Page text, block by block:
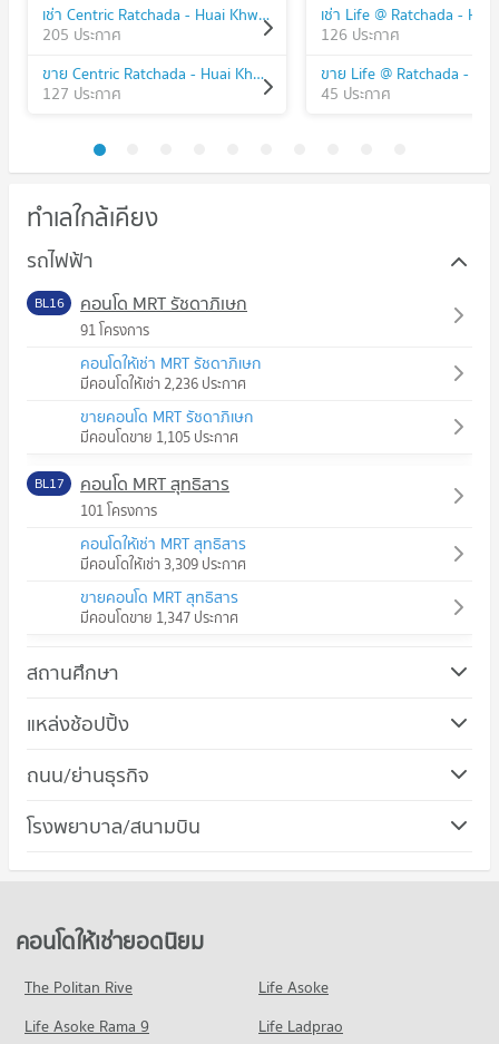
เช่า Centric Ratchada - Huai Khwang
205 ประกาศ
ขาย Centric Ratchada - Huai Khwang
127 ประกาศ
126 ประกาศ
45 ประกาศ
ทำเลใกล้เคียง
รถไฟฟ้า
BL16 คอนโด MRT รัชดาภิเษก
91 โครงการ
คอนโดให้เช่า MRT รัชดาภิเษก
มีคอนโดให้เช่า 2,236 ประกาศ
ขายคอนโด MRT รัชดาภิเษก
มีคอนโดขาย 1,105 ประกาศ
BL17 คอนโด MRT สุทธิสาร
101 โครงการ
คอนโดให้เช่า MRT สุทธิสาร
มีคอนโดให้เช่า 3,309 ประกาศ
ขายคอนโด MRT สุทธิสาร
มีคอนโดขาย 1,347 ประกาศ
สถานศึกษา
คอนโด ม.หอการค้าไทย
คอนโดให้เช่า ม.หอการค้าไทย
มีคอนโดให้เช่า 35,783 ประกาศ
ขายคอนโด ม.หอการค้าไทย
379 โครงการ
คอนโดให้เช่า วิทยาลัยป้องกันราชอาณาจักร (วปอ.)
มีคอนโดให้เช่า 21,146 ประกาศ
มีคอนโดขาย 8,143 ประกาศ
แหล่งช้อปปิ้ง
คอนโด โรบินสัน รัชดาภิเษก
คอนโดให้เช่า โรบินสัน รัชดาภิเษก
คอนโด ตลาดนัดจตุจักร
มีคอนโดให้เช่า 13,565 ประกาศ
ถนน/ย่านธุรกิจ
คอนโด เขตห้วยขวาง
คอนโดให้เช่า เขตห้วยขวาง
ขายคอนโด เขตห้วยขวาง
มีคอนโดขาย 6,380 ประกาศ
คอนโด เขตดินแดง
118 โครงการ
โรงพยาบาล/สนามบิน
คอนโดให้เช่ายอดนิยม
The Politan Rive
Life Asoke
Life Asoke Rama 9
Life Ladprao